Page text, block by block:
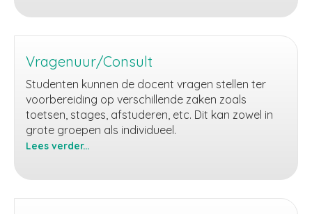
bijeenkomst
Vragenuur/Consult
Studenten kunnen de docent vragen stellen ter
voorbereiding op verschillende zaken zoals
toetsen, stages, afstuderen, etc. Dit kan zowel in
grote groepen als individueel.
Lees verder...